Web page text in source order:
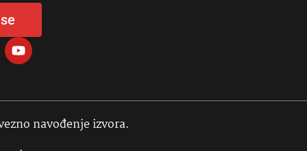
navođenje izvora.